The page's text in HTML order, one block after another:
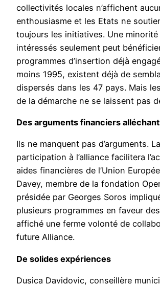
collectivités locales n’affichent
enthousiasme et les Etats ne
toujours les initiatives. Une minorité
intéressés seulement peut
programmes d’insertion déjà
moins 1995, existent déjà de
dispersés dans les 47 pays. Mais
de la démarche ne se laissent pas
Des arguments financiers
Ils ne manquent pas d’arguments. La
participation à l’alliance facilitera
aides financières de l’Union
Davey, membre de la fondation
présidée par Georges Soros
plusieurs programmes en faveur
affiché une ferme volonté de
future Alliance.
De solides expériences
Dusica Davidovic, conseillère